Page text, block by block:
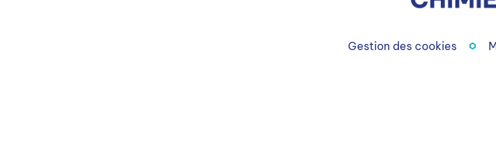
Gestion des cookies